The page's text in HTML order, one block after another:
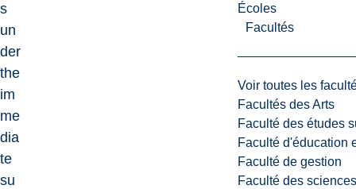
Écoles
Facultés
Voir toutes les
Facultés des Arts
Faculté des études
Faculté d'éducation
Faculté de gestion
Faculté des
s
un
der
the
im
me
dia
te
su